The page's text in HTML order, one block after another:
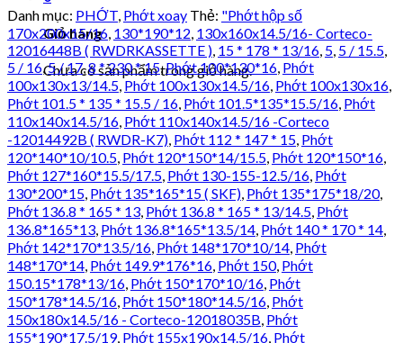
Giỏ hàng
Chưa có sản phẩm trong giỏ hàng.
Danh mục: PHỚT, Phớt xoay Thẻ: "Phớt hộp số
170x200x15/16, 130*190*12, 130x160x14.5/16- Corteco-
12016448B ( RWDRKASSETTE ), 15 * 178 * 13/16, 5, 5 / 15.5,
5 / 16,5 / 17,8 * 230 * 15,Phớt 100*130*16, Phớt
100x130x13/14.5, Phớt 100x130x14.5/16, Phớt 100x130x16,
Phớt 101.5 * 135 * 15.5 / 16, Phớt 101.5*135*15.5/16, Phớt
110x140x14.5/16, Phớt 110x140x14.5/16 -Corteco
-12014492B ( RWDR-K7), Phớt 112 * 147 * 15, Phớt
120*140*10/10.5, Phớt 120*150*14/15.5, Phớt 120*150*16,
Phớt 127*160*15.5/17.5, Phớt 130-155-12.5/16, Phớt
130*200*15, Phớt 135*165*15 ( SKF), Phớt 135*175*18/20,
Phớt 136.8 * 165 * 13, Phớt 136.8 * 165 * 13/14.5, Phớt
136.8*165*13, Phớt 136.8*165*13.5/14, Phớt 140 * 170 * 14,
Phớt 142*170*13.5/16, Phớt 148*170*10/14, Phớt
148*170*14, Phớt 149.9*176*16, Phớt 150, Phớt
150.15*178*13/16, Phớt 150*170*10/16, Phớt
150*178*14.5/16, Phớt 150*180*14.5/16, Phớt
150x180x14.5/16 - Corteco-12018035B, Phớt
155*190*17.5/19, Phớt 155x190x14.5/16, Phớt